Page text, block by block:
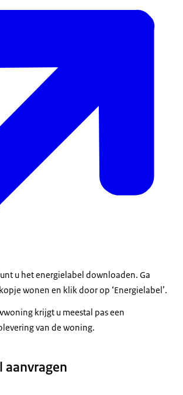
u het energielabel downloaden. Ga
wonen en klik door op ‘Energielabel’.
krijgt u meestal pas een
van de woning.
aanvragen